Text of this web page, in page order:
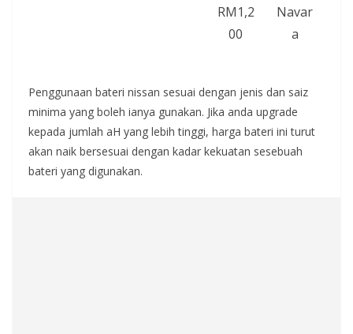
RM1,2
00
Navar
a
Penggunaan bateri nissan sesuai dengan jenis dan saiz
minima yang boleh ianya gunakan. Jika anda upgrade
kepada jumlah aH yang lebih tinggi, harga bateri ini turut
akan naik bersesuai dengan kadar kekuatan sesebuah
bateri yang digunakan.